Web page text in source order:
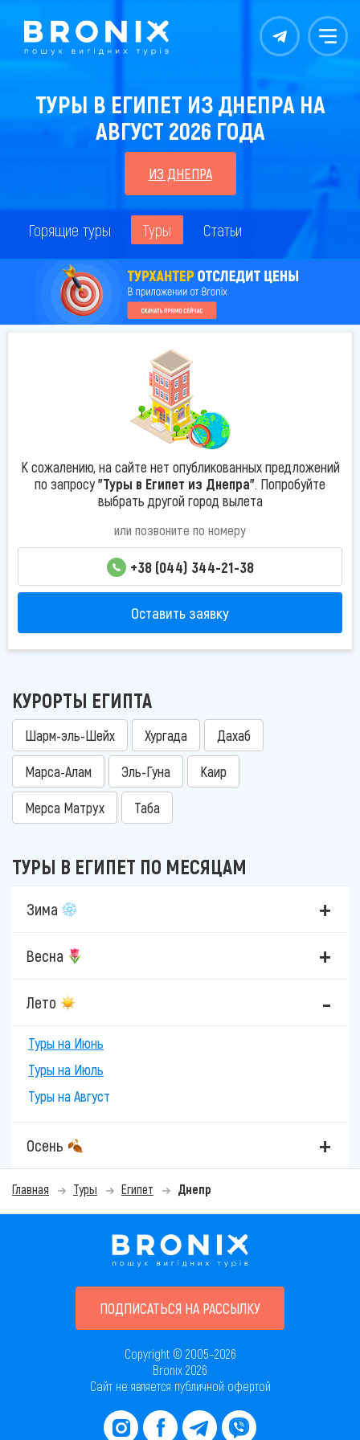
Контакты Меню
ТУРЫ В ЕГИПЕТ ИЗ ДНЕПРА НА
АВГУСТ 2026 ГОДА
ИЗ ДНЕПРА
Горящие туры Туры Статьи
К сожалению, на сайте нет опубликованных предложений
по запросу"Туры в Египет из Днепра". Попробуйте
выбрать другой город вылета
или позвоните по номеру
+38 (044) 344-21-38
Оставить заявку
КУРОРТЫ ЕГИПТА
Шарм-эль-Шейх Хургада Дахаб
Марса-Алам Эль-Гуна Каир
Мерса Матрух Таба
ТУРЫ В ЕГИПЕТ ПО МЕСЯЦАМ
Зима
Весна
Лето
Туры на Июнь
Туры на Июль
Туры на Август
Осень
Главная Туры Египет Днепр
ПОДПИСАТЬСЯ НА РАССЫЛКУ
Copyright © 2005–2026
Bronix 2026
Сайт не является публичной офертой